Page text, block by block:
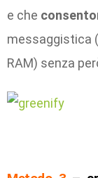
e che
messaggistica
RAM) senza